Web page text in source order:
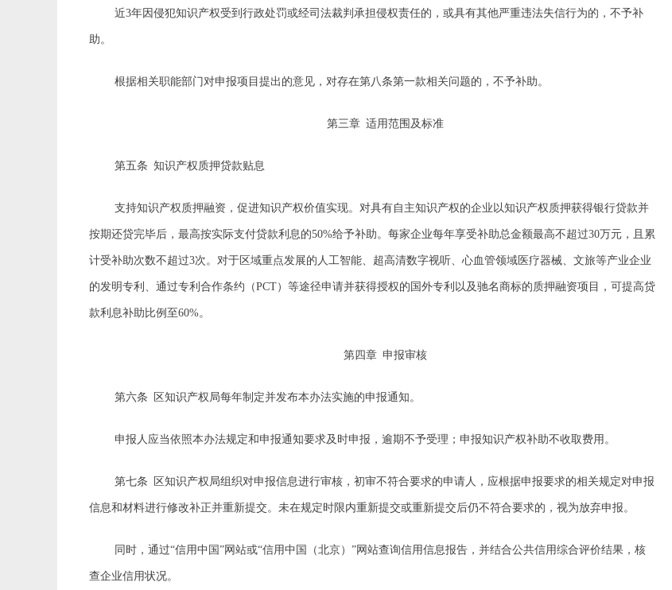
近3年因侵犯知识产权受到行政处罚或经司法裁判承担侵权责任的，或具有其他严重违法失信行为的，不予补
助。
根据相关职能部门对申报项目提出的意见，对存在第八条第一款相关问题的，不予补助。
第三章适用范围及标准
第五条知识产权质押贷款贴息
支持知识产权质押融资，促进知识产权价值实现。对具有自主知识产权的企业以知识产权质押获得银行贷款并
按期还贷完毕后，最高按实际支付贷款利息的50%给予补助。每家企业每年享受补助总金额最高不超过30万元，且累
计受补助次数不超过3次。对于区域重点发展的人工智能、超高清数字视听、心血管领域医疗器械、文旅等产业企业
的发明专利、通过专利合作条约（PCT）等途径申请并获得授权的国外专利以及驰名商标的质押融资项目，可提高贷
款利息补助比例至60%。
第四章申报审核
第六条 区知识产权局每年制定并发布本办法实施的申报通知。
申报人应当依照本办法规定和申报通知要求及时申报，逾期不予受理；申报知识产权补助不收取费用。
第七条 区知识产权局组织对申报信息进行审核，初审不符合要求的申请人，应根据申报要求的相关规定对申报
信息和材料进行修改补正并重新提交。未在规定时限内重新提交或重新提交后仍不符合要求的，视为放弃申报。
同时，通过“信用中国”网站或“信用中国（北京）”网站查询信用信息报告，并结合公共信用综合评价结果，核
查企业信用状况。